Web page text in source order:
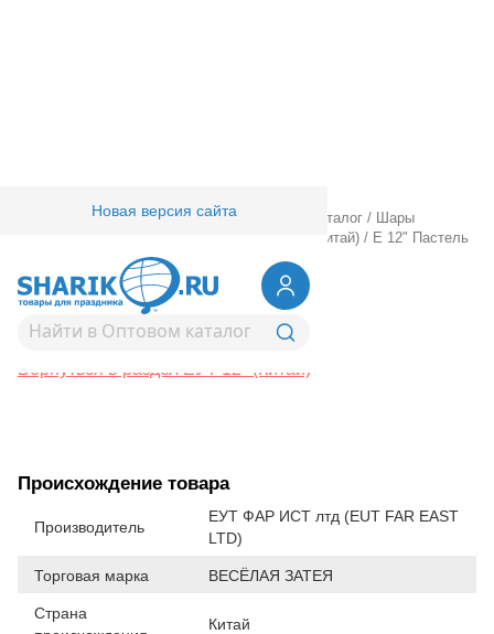
Новая версия сайта
Товары для праздника/ Оптовый каталог /
Шары
ЕУТ 12" (Китай) / Е 12" Пастель
1102-1351Е 12" Пастель Blue
Вернуться в раздел ЕУТ 12" (Китай)
Происхождение товара
Производитель
ЕУТ ФАР ИСТ лтд (EUT FAR EAST
LTD)
Торговая марка ВЕСЁЛАЯ ЗАТЕЯ
Страна
Китай